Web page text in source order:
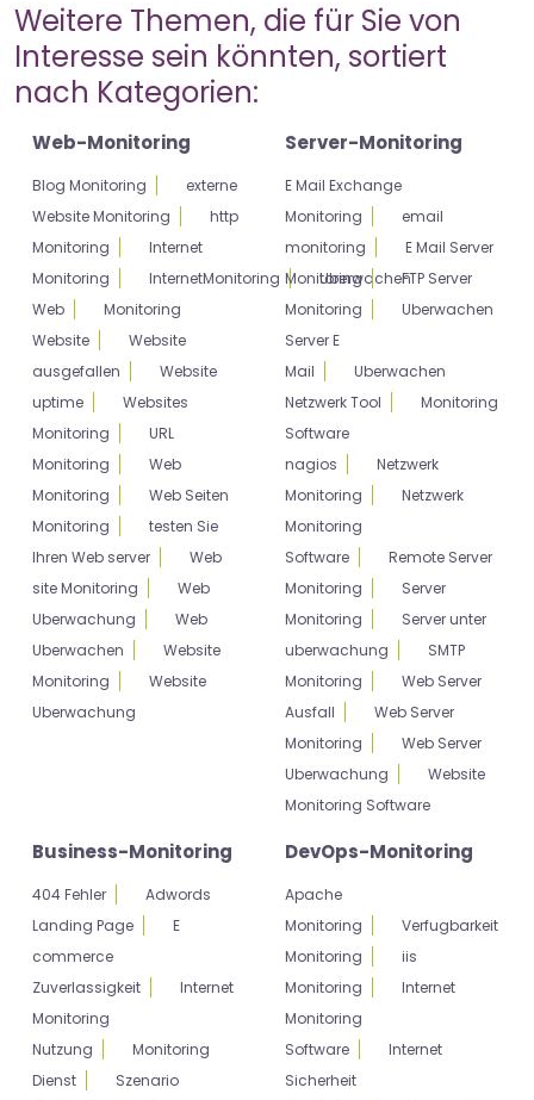
Weitere Themen, die für Sie von
Interesse sein könnten, sortiert
nach Kategorien:
Web-Monitoring
Blog Monitoring
externe
Website Monitoring
http
Monitoring
Internet
Monitoring
InternetMonitoring
Uberwachen
Web
Monitoring
Website
Website
ausgefallen
Website
uptime
Websites
Monitoring
URL
Monitoring
Web
Monitoring
Web Seiten
Monitoring
testen Sie
Ihren Web server
Web
site Monitoring
Web
Uberwachung
Web
Uberwachen
Website
Monitoring
Website
Uberwachung
Server-Monitoring
E Mail Exchange
Monitoring
email
monitoring
E Mail Server
Monitoring
FTP Server
Monitoring
Uberwachen
Server E
Mail
Uberwachen
Netzwerk Tool
Monitoring
Software
nagios
Netzwerk
Monitoring
Netzwerk
Monitoring
Software
Remote Server
Monitoring
Server
Monitoring
Server unter
uberwachung
SMTP
Monitoring
Web Server
Ausfall
Web Server
Monitoring
Web Server
Uberwachung
Website
Monitoring Software
Business-Monitoring
404 Fehler
Adwords
Landing Page
E
commerce
Zuverlassigkeit
Internet
Monitoring
Nutzung
Monitoring
Dienst
Szenario
DevOps-Monitoring
Apache
Monitoring
Verfugbarkeit
Monitoring
iis
Monitoring
Internet
Monitoring
Software
Internet
Sicherheit